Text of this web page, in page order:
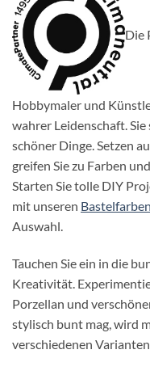
Die
Hobbymaler und
wahrer Leidenschaft.
schöner Dinge. Setzen
greifen Sie zu Farben
Starten Sie tolle DIY
mit unseren Bastelfarben
Auswahl.
Tauchen Sie ein in die
Kreativität.
Porzellan und
stylisch bunt mag, wird
verschiedenen